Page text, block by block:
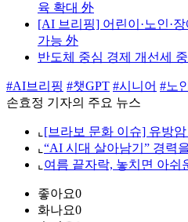
육 확대 外
[AI 브리핑] 어린이·노인·
가능 外
반도체 중심 경제 개선세
#AI브리핑 #챗GPT #시니어 #노
손효정 기자의 주요 뉴스
⌞ [브라보 문화 이슈] 유방
⌞ “AI 시대 살아남기” 경력
⌞ 여름 끝자락, 놓치면 아쉬
좋아요0
화나요0